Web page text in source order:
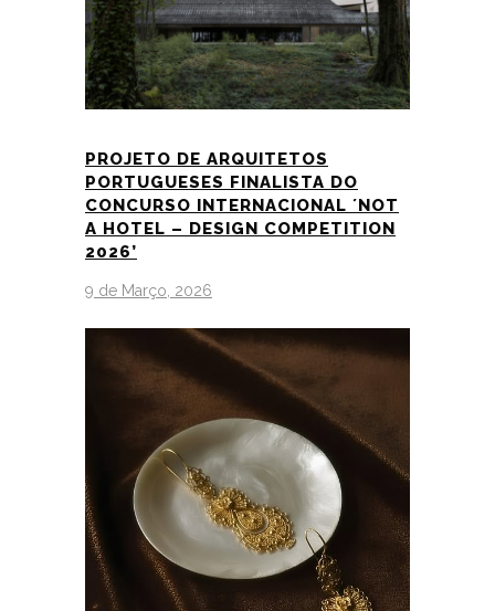
PROJETO DE ARQUITETOS
PORTUGUESES FINALISTA DO
CONCURSO INTERNACIONAL ´NOT
A HOTEL – DESIGN COMPETITION
2026’
9 de Março, 2026